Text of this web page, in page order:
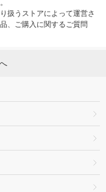
扱うストアによって運営さ
、ご購入に関するご質問